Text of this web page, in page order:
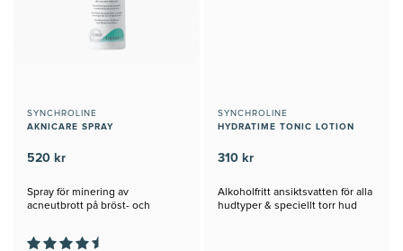
SYNCHROLINE
AKNICARE SPRAY
520 kr
Spray för minering av
acneutbrott på bröst- och
SYNCHROLINE
HYDRATIME TONIC LOTION
310 kr
Alkoholfritt ansiktsvatten för alla
hudtyper & speciellt torr hud